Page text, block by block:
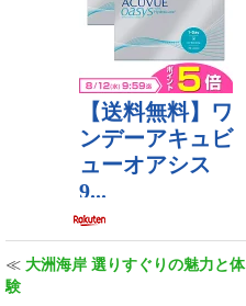
≪ 大洲海岸 選りすぐりの魅力と体
験